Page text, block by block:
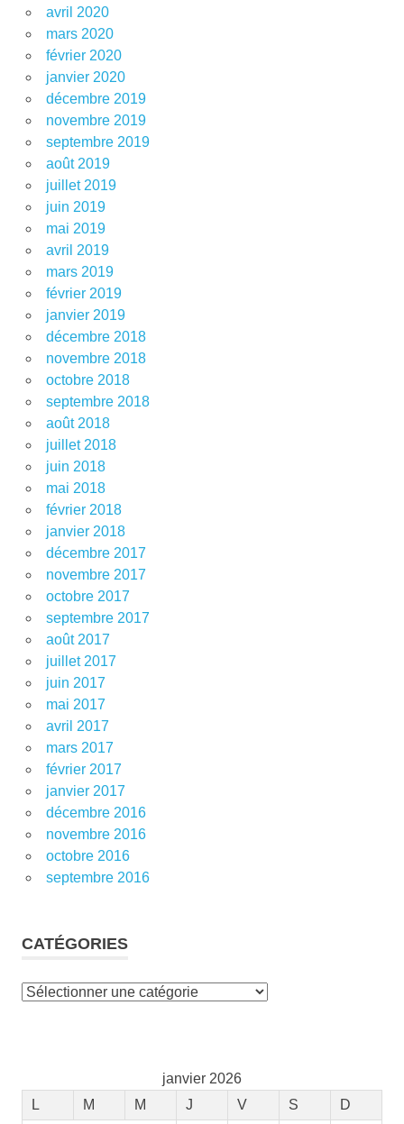
avril 2020
mars 2020
février 2020
janvier 2020
décembre 2019
novembre 2019
septembre 2019
août 2019
juillet 2019
juin 2019
mai 2019
avril 2019
mars 2019
février 2019
janvier 2019
décembre 2018
novembre 2018
octobre 2018
septembre 2018
août 2018
juillet 2018
juin 2018
mai 2018
février 2018
janvier 2018
décembre 2017
novembre 2017
octobre 2017
septembre 2017
août 2017
juillet 2017
juin 2017
mai 2017
avril 2017
mars 2017
février 2017
janvier 2017
décembre 2016
novembre 2016
octobre 2016
septembre 2016
CATÉGORIES
Catégories
janvier 2026
L
M M J V S D